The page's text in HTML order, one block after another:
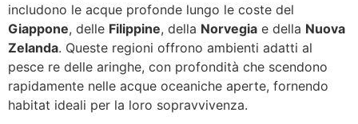
includono le acque profonde lungo le coste del
Giappone, delle Filippine, della Norvegia e della Nuova
Zelanda. Queste regioni offrono ambienti adatti al
pesce re delle aringhe, con profondità che scendono
rapidamente nelle acque oceaniche aperte, fornendo
habitat ideali per la loro sopravvivenza.